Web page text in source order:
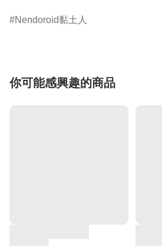
Nendoroid黏土人
你可能感興趣的商品